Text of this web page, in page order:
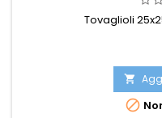
Tovaglioli

